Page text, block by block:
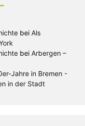
bei Als
bei Arbergen –
Jahre in Bremen -
in der Stadt